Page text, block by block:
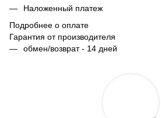
Наложенный платеж
Подробнее о оплате
Гарантия от производителя
обмен/возврат - 14 дней